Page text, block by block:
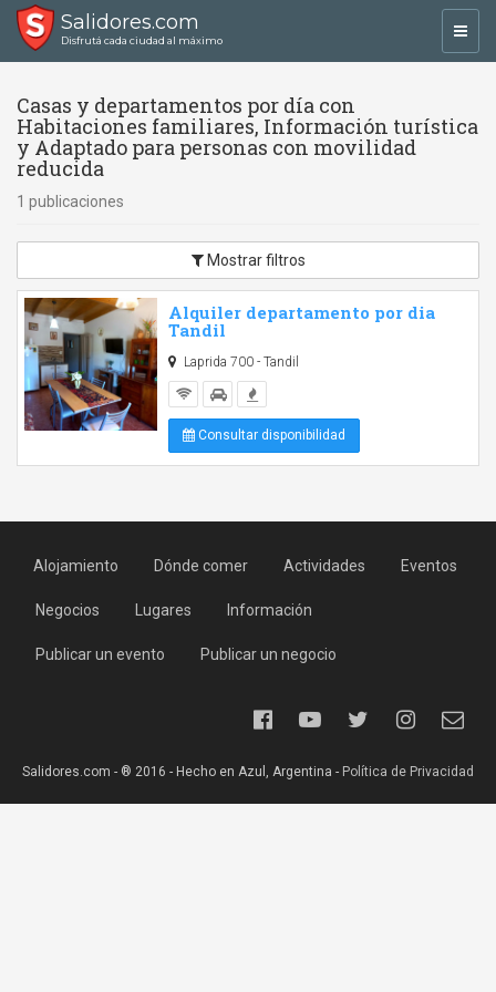
Salidores.com
Disfrutá cada ciudad al máximo
Casas y departamentos por día con
Habitaciones familiares, Información turística
y Adaptado para personas con movilidad
reducida
1 publicaciones
Mostrar filtros
Alquiler departamento por dia
Tandil
Laprida 700 - Tandil
Consultar disponibilidad
Alojamiento Dónde comer Actividades Eventos
Negocios Lugares Información
Publicar un evento Publicar un negocio
Salidores.com - ® 2016 - Hecho en Azul, Argentina - Política de Privacidad